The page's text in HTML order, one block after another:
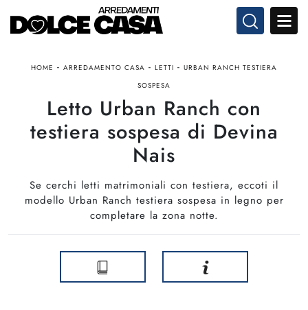
HOME - ARREDAMENTO CASA - LETTI - URBAN RANCH TESTIERA
SOSPESA
Letto Urban Ranch con
testiera sospesa di Devina
Nais
Se cerchi letti matrimoniali con testiera, eccoti il
modello Urban Ranch testiera sospesa in legno per
completare la zona notte.